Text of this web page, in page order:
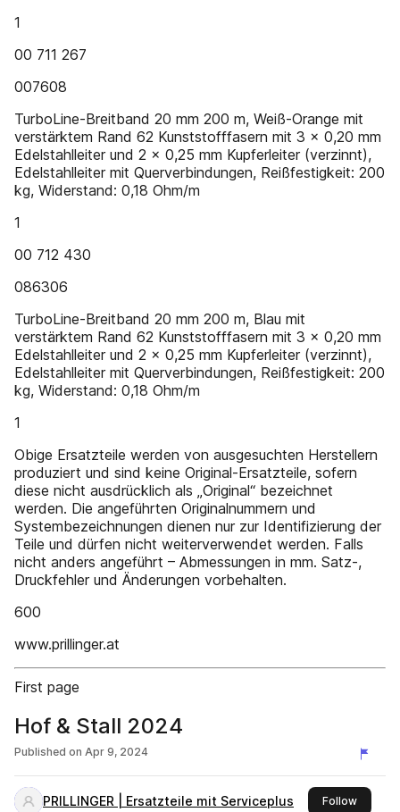
1
00 711 267
007608
TurboLine-Breitband 20 mm 200 m, Weiß-Orange mit
verstärktem Rand 62 Kunststofffasern mit 3 x 0,20 mm
Edelstahlleiter und 2 x 0,25 mm Kupferleiter (verzinnt),
Edelstahlleiter mit Querverbindungen, Reißfestigkeit: 200
kg, Widerstand: 0,18 Ohm/m
1
00 712 430
086306
TurboLine-Breitband 20 mm 200 m, Blau mit
verstärktem Rand 62 Kunststofffasern mit 3 x 0,20 mm
Edelstahlleiter und 2 x 0,25 mm Kupferleiter (verzinnt),
Edelstahlleiter mit Querverbindungen, Reißfestigkeit: 200
kg, Widerstand: 0,18 Ohm/m
1
Obige Ersatzteile werden von ausgesuchten Herstellern
produziert und sind keine Original-Ersatzteile, sofern
diese nicht ausdrücklich als „Original“ bezeichnet
werden. Die angeführten Originalnummern und
Systembezeichnungen dienen nur zur Identifizierung der
Teile und dürfen nicht weiterverwendet werden. Falls
nicht anders angeführt – Abmessungen in mm. Satz-,
Druckfehler und Änderungen vorbehalten.
600
www.prillinger.at
First page
Hof & Stall 2024
Published on Apr 9, 2024
PRILLINGER | Ersatzteile mit Serviceplus Followthis